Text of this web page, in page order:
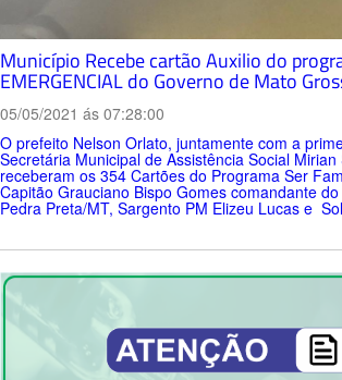
Município Recebe cartão Auxilio do
EMERGENCIAL do Governo de Mato
05/05/2021 ás 07:28:00
O prefeito Nelson Orlato, juntamente com a
Secretária Municipal de Assistência Social
receberam os 354 Cartões do Programa Ser
Capitão Grauciano Bispo Gomes comandante
Pedra Preta/MT, Sargento PM Elizeu Lucas e